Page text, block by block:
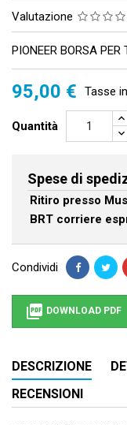
Valutazione
PIONEER BORSA
95,00 € Tasse
Quantità
Spese di
Ritiro presso
BRT corriere
Condividi
 DOWNLOAD PDF
DESCRIZIONE
RECENSIONI